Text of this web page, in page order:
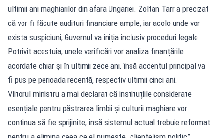
ultimii ani maghiarilor din afara Ungariei. Zoltan Tarr a precizat
că vor fi făcute audituri financiare ample, iar acolo unde vor
exista suspiciuni, Guvernul va iniția inclusiv proceduri legale.
Potrivit acestuia, unele verificări vor analiza finanțările
acordate chiar și în ultimii zece ani, însă accentul principal va
fi pus pe perioada recentă, respectiv ultimii cinci ani.
Viitorul ministru a mai declarat că instituțiile considerate
esențiale pentru păstrarea limbii și culturii maghiare vor
continua să fie sprijinite, însă sistemul actual trebuie reformat